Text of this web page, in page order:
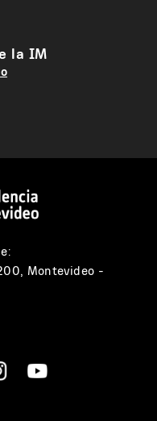
la IM
Montevideo -